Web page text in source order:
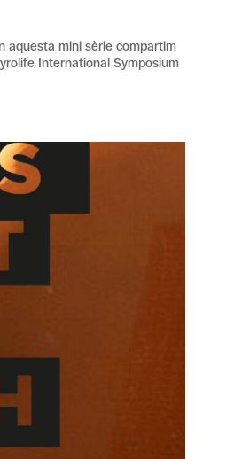
aquesta mini sèrie compartim
International Symposium